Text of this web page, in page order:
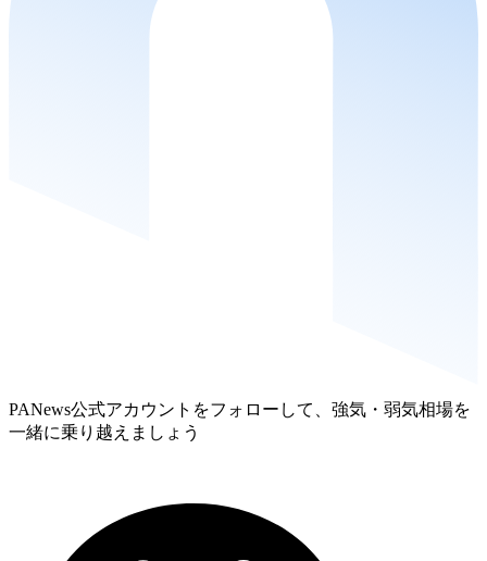
PANews公式アカウントをフォローして、強気・弱気相場を
一緒に乗り越えましょう